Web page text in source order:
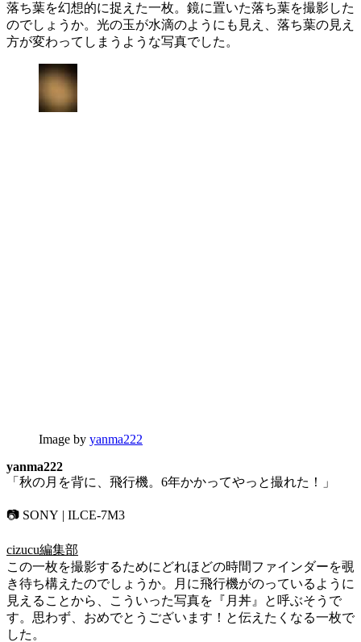
落ち葉を幻想的に捉えた一枚。鏡に置いた落ち葉を撮影した
のでしょうか。光の玉が水滴のようにも見え、落ち葉の見え
方が変わってしまうような写真でした。
Image by yanma222
yanma222
「秋の月を背に、飛行機。6年かかってやっと撮れた！」
📷 SONY | ILCE-7M3
cizucu編集部
この一枚を撮影するためにどれほどの時間ファインダーを覗
き待ち構えたのでしょうか。月に飛行機がのっているように
見えることから、こういった写真を『月丼』と呼ぶそうで
す。思わず、おめでとうございます！と伝えたくなる一枚で
した。